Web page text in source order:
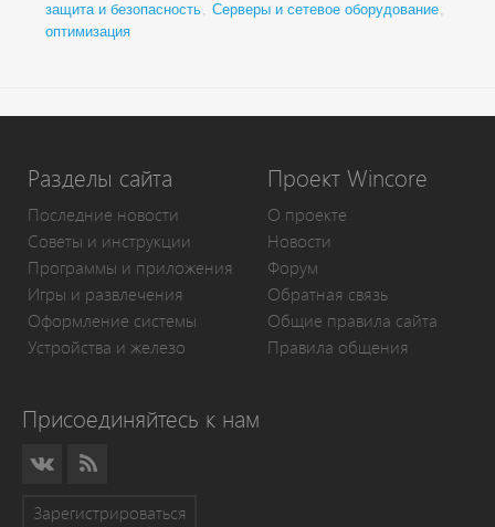
защита и безопасность, Серверы и сетевое оборудование,
оптимизация
Разделы сайта
Последние новости
Советы и инструкции
Программы и приложения
Игры и развлечения
Оформление системы
Устройства и железо
Проект Wincore
О проекте
Новости
Форум
Обратная связь
Общие правила сайта
Правила общения
Присоединяйтесь к нам
Зарегистрироваться